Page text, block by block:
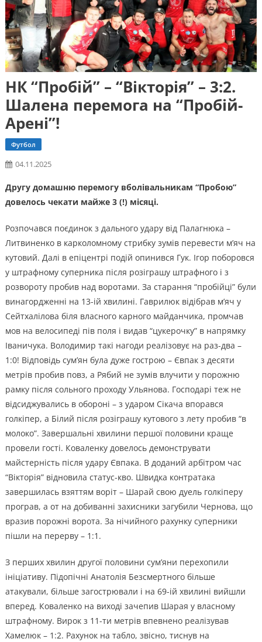
НК “Пробій” – “Вікторія” – 3:2.
Шалена перемога на “Пробій-
Арені”!
Футбол
04.11.2025
Другу домашню перемогу вболівальникам “Пробою”
довелось чекати майже 3 (!) місяці.
Розпочався поєдинок з дального удару від Палагнюка –
Литвиненко в карколомному стрибку зумів перевести м’яч на
кутовий. Далі в епіцентрі подій опинився Гук. Ігор поборовся
у штрафному суперника після розіграшу штрафного і з
розвороту пробив над воротами. За старання “пробійці” були
винагордженні на 13-ій хвилині. Гаврилюк відібрав м’яч у
Сейтхалілова біля власного карного майданчика, промчав
мов на велосипеді пів поля і видав “цукерочку” в напрямку
Іваничука. Володимир такі нагоди реалізовує на раз-два –
1:0! Відповідь сум’ян була дуже гострою – Євпак з десяти
метрів пробив повз, а Рябий не зумів влучити у порожню
рамку після сольного проходу Ульянова. Господарі теж не
відсиджувались в обороні – з ударом Сікача впорався
голкіпер, а Білий після розіграшу кутового з лету пробив “в
молоко”. Завершальні хвилини першої половини краще
провели гості. Коваленку довелось демонструвати
майстерність після удару Євпака. В доданий арбітром час
“Вікторія” відновила статус-кво. Швидка контратака
завершилась взяттям воріт – Шарай свою дуель голкіперу
програв, а от на добиванні захисники загубили Чернова, що
вразив порожні ворота. За нічийного рахунку суперники
пішли на перерву – 1:1.
З перших хвилин другої половини сум’яни перехопили
ініціативу. Підопічні Анатолія Безсмертного більше
атакували, більше загострювали і на 69-ій хвилині вийшли
вперед. Коваленко на виході зачепив Шарая у власному
штрафному. Вирок з 11-ти метрів впевнено реалізував
Хамелюк – 1:2. Рахунок на табло, звісно, тиснув на